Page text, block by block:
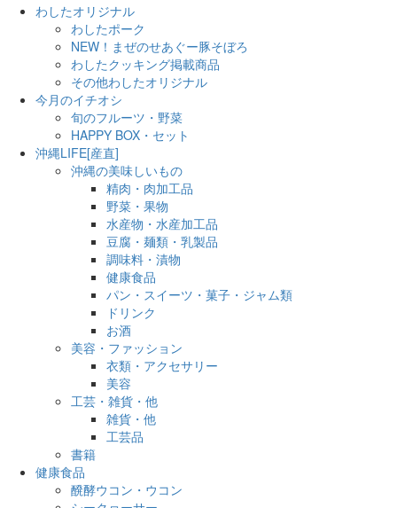
わしたオリジナル
わしたポーク
NEW！まぜのせあぐー豚そぼろ
わしたクッキング掲載商品
その他わしたオリジナル
今月のイチオシ
旬のフルーツ・野菜
HAPPY BOX・セット
沖縄LIFE[産直]
沖縄の美味しいもの
精肉・肉加工品
野菜・果物
水産物・水産加工品
豆腐・麺類・乳製品
調味料・漬物
健康食品
パン・スイーツ・菓子・ジャム類
ドリンク
お酒
美容・ファッション
衣類・アクセサリー
美容
工芸・雑貨・他
雑貨・他
工芸品
書籍
健康食品
醗酵ウコン・ウコン